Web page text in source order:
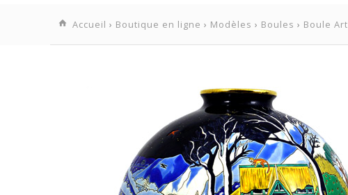
Accueil › Boutique en ligne › Modèles › Boules › Boule